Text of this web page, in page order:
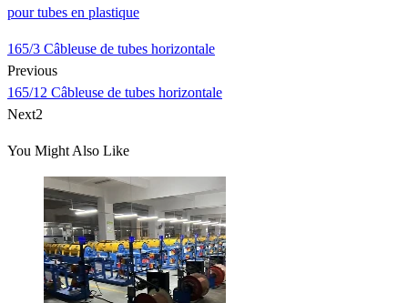
pour tubes en plastique
165/3 Câbleuse de tubes horizontale
Previous
165/12 Câbleuse de tubes horizontale
Next2
You Might Also Like